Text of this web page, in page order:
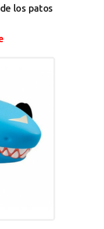
los patos